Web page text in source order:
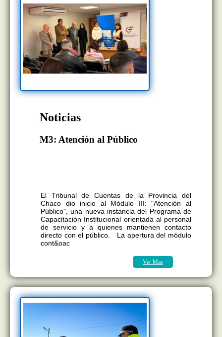
Noticias
M3: Atención al Público
El Tribunal de Cuentas de la Provincia del
Chaco dio inicio al Módulo III: "Atención al
Público", una nueva instancia del Programa de
Capacitación Institucional orientada al personal
de servicio y a quienes mantienen contacto
directo con el público. La apertura del módulo
cont&oac
Ver Mas